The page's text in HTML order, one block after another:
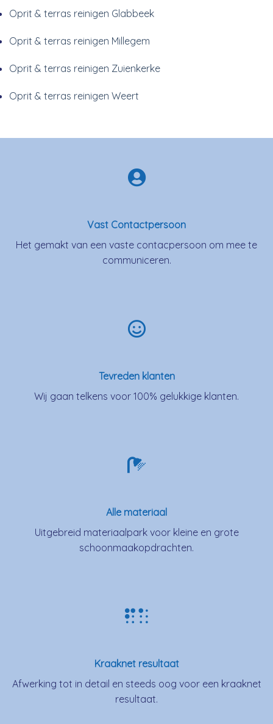
Oprit & terras reinigen Glabbeek
Oprit & terras reinigen Millegem
Oprit & terras reinigen Zuienkerke
Oprit & terras reinigen Weert
Vast Contactpersoon
Het gemakt van een vaste contacpersoon om mee te
communiceren.
Tevreden klanten
Wij gaan telkens voor 100% gelukkige klanten.
Alle materiaal
Uitgebreid materiaalpark voor kleine en grote
schoonmaakopdrachten.
Kraaknet resultaat
Afwerking tot in detail en steeds oog voor een kraaknet
resultaat.